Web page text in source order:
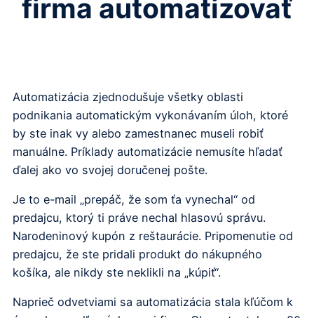
firma automatizovať
Automatizácia zjednodušuje všetky oblasti
podnikania automatickým vykonávaním úloh, ktoré
by ste inak vy alebo zamestnanec museli robiť
manuálne. Príklady automatizácie nemusíte hľadať
ďalej ako vo svojej doručenej pošte.
Je to e-mail „prepáč, že som ťa vynechal“ od
predajcu, ktorý ti práve nechal hlasovú správu.
Narodeninový kupón z reštaurácie. Pripomenutie od
predajcu, že ste pridali produkt do nákupného
košíka, ale nikdy ste neklikli na „kúpiť“.
Naprieč odvetviami sa automatizácia stala kľúčom k